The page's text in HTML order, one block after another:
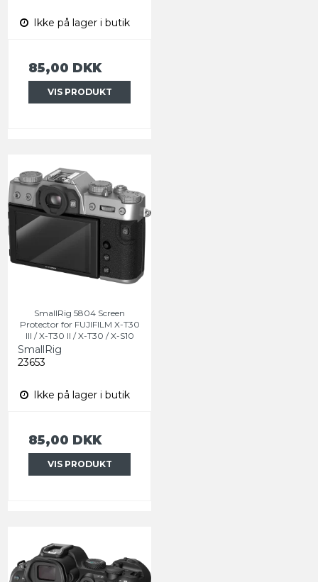
Ikke på lager i butik
85,00 DKK
VIS PRODUKT
SmallRig 5804 Screen
Protector for FUJIFILM X-T30
III / X-T30 II / X-T30 / X-S10
SmallRig
23653
Ikke på lager i butik
85,00 DKK
VIS PRODUKT